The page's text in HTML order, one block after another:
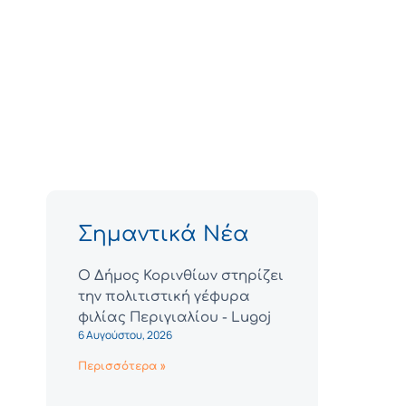
Σημαντικά Νέα
Ο Δήμος Κορινθίων στηρίζει
την πολιτιστική γέφυρα
φιλίας Περιγιαλίου - Lugoj
6 Αυγούστου, 2026
Περισσότερα »